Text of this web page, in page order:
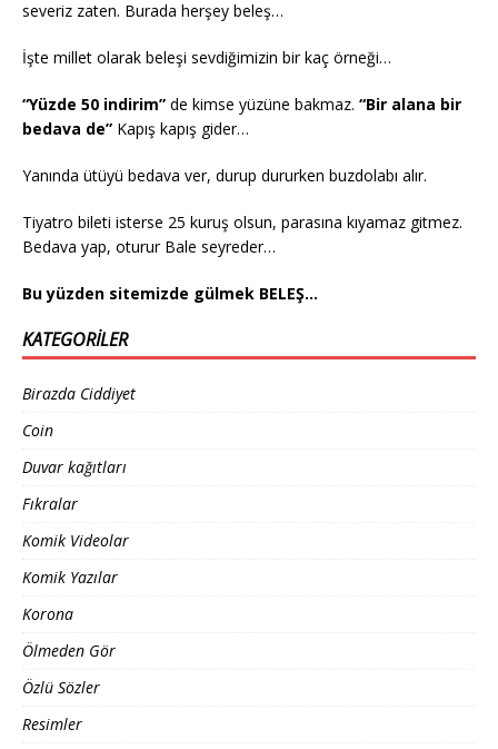
severiz zaten. Burada herşey beleş…
İşte millet olarak beleşi sevdiğimizin bir kaç örneği…
“Yüzde 50 indirim” de kimse yüzüne bakmaz. “Bir alana bir
bedava de” Kapış kapış gider…
Yanında ütüyü bedava ver, durup dururken buzdolabı alır.
Tiyatro bileti isterse 25 kuruş olsun, parasına kıyamaz gitmez.
Bedava yap, oturur Bale seyreder…
Bu yüzden sitemizde gülmek BELEŞ…
KATEGORILER
Birazda Ciddiyet
Coin
Duvar kağıtları
Fıkralar
Komik Videolar
Komik Yazılar
Korona
Ölmeden Gör
Özlü Sözler
Resimler